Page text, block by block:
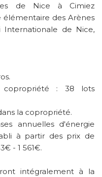
de Nice à Cimiez
élémentaire des Arènes
Internationale de Nice,
: 38 lots
la copropriété.
annuelles d'énergie
à partir des prix de
- 1 561€.
intégralement à la